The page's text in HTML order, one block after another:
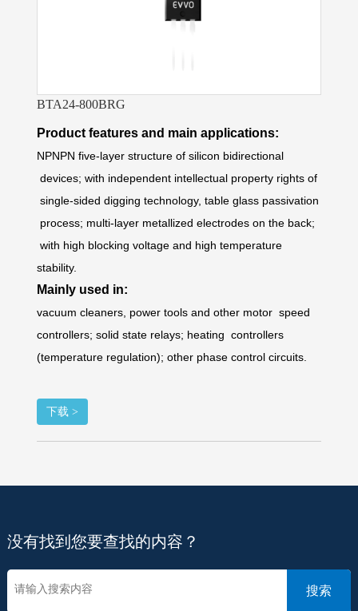
BTA24-800BRG
Product features and main applications:
NPNPN five-layer structure of silicon bidirectional
devices; with independent intellectual property rights of
single-sided digging technology, table glass passivation
process; multi-layer metallized electrodes on the back;
with high blocking voltage and high temperature
stability.
Mainly used in:
vacuum cleaners, power tools and other motorspeed
controllers; solid state relays; heatingcontrollers
(temperature regulation); other phasecontrol circuits.
下载 >
没有找到您要查找的内容？